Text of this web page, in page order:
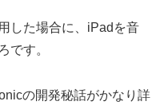
した場合に、iPadを音
です。
の開発秘話がかなり詳